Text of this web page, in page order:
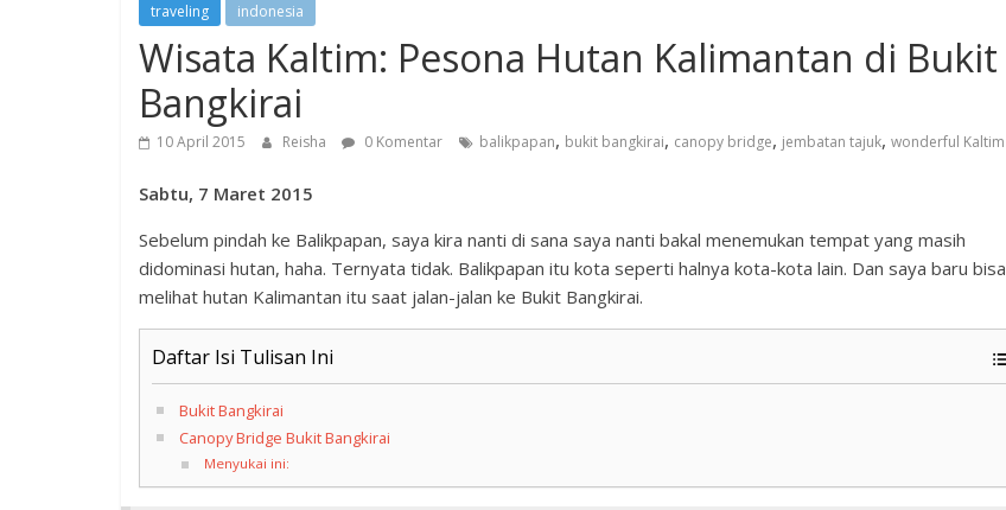
traveling indonesia
Wisata Kaltim: Pesona Hutan Kalimantan di Bukit
Bangkirai
10 April 2015 Reisha 0 Komentar balikpapan, bukit bangkirai, canopy bridge, jembatan tajuk, wonderful Kaltim
Sabtu, 7 Maret 2015
Sebelum pindah ke Balikpapan, saya kira nanti di sana saya nanti bakal menemukan tempat yang masih
didominasi hutan, haha. Ternyata tidak. Balikpapan itu kota seperti halnya kota-kota lain. Dan saya baru bisa
melihat hutan Kalimantan itu saat jalan-jalan ke Bukit Bangkirai.
Daftar Isi Tulisan Ini
Bukit Bangkirai
Canopy Bridge Bukit Bangkirai
Menyukai ini: